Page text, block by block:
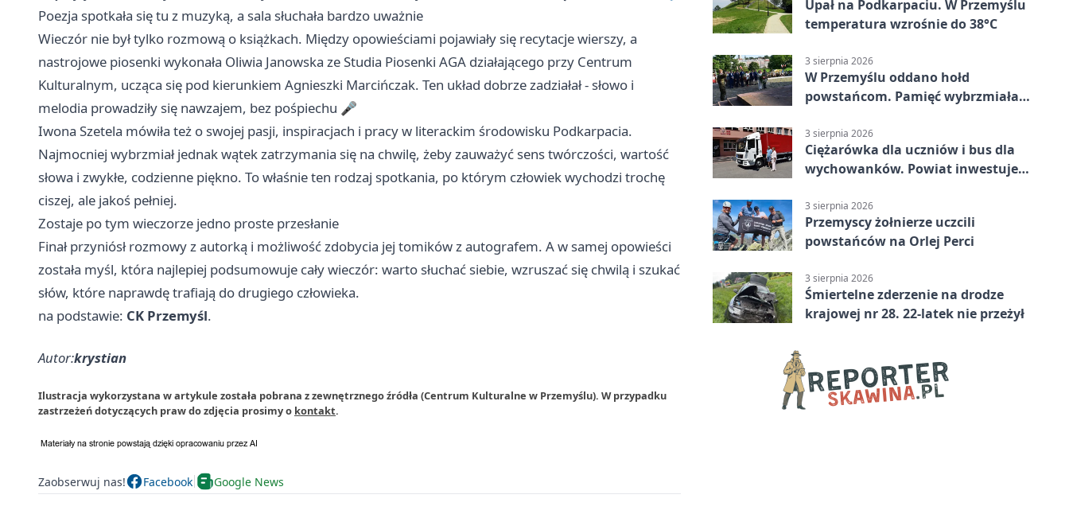
Poezja spotkała się tu z muzyką, a sala słuchała bardzo uważnie
Wieczór nie był tylko rozmową o książkach. Między opowieściami pojawiały się recytacje wierszy, a
nastrojowe piosenki wykonała Oliwia Janowska ze Studia Piosenki AGA działającego przy Centrum
Kulturalnym, ucząca się pod kierunkiem Agnieszki Marcińczak. Ten układ dobrze zadziałał - słowo i
melodia prowadziły się nawzajem, bez pośpiechu 🎤
Iwona Szetela mówiła też o swojej pasji, inspiracjach i pracy w literackim środowisku Podkarpacia.
Najmocniej wybrzmiał jednak wątek zatrzymania się na chwilę, żeby zauważyć sens twórczości, wartość
słowa i zwykłe, codzienne piękno. To właśnie ten rodzaj spotkania, po którym człowiek wychodzi trochę
ciszej, ale jakoś pełniej.
Zostaje po tym wieczorze jedno proste przesłanie
Finał przyniósł rozmowy z autorką i możliwość zdobycia jej tomików z autografem. A w samej opowieści
została myśl, która najlepiej podsumowuje cały wieczór: warto słuchać siebie, wzruszać się chwilą i szukać
słów, które naprawdę trafiają do drugiego człowieka.
na podstawie: CK Przemyśl.
Autor:krystian
Ilustracja wykorzystana w artykule została pobrana z zewnętrznego źródła (Centrum Kulturalne w Przemyślu). W przypadku
zastrzeżeń dotyczących praw do zdjęcia prosimy o kontakt.
Zaobserwuj nas! Facebook Google News
Upał na Podkarpaciu. W Przemyślu
temperatura wzrośnie do 38°C
3 sierpnia 2026
W Przemyślu oddano hołd
powstańcom. Pamięć wybrzmiała
3 sierpnia 2026
Ciężarówka dla uczniów i bus dla
wychowanków. Powiat inwestuje
3 sierpnia 2026
Przemyscy żołnierze uczcili
powstańców na Orlej Perci
3 sierpnia 2026
Śmiertelne zderzenie na drodze
krajowej nr 28. 22-latek nie przeżył